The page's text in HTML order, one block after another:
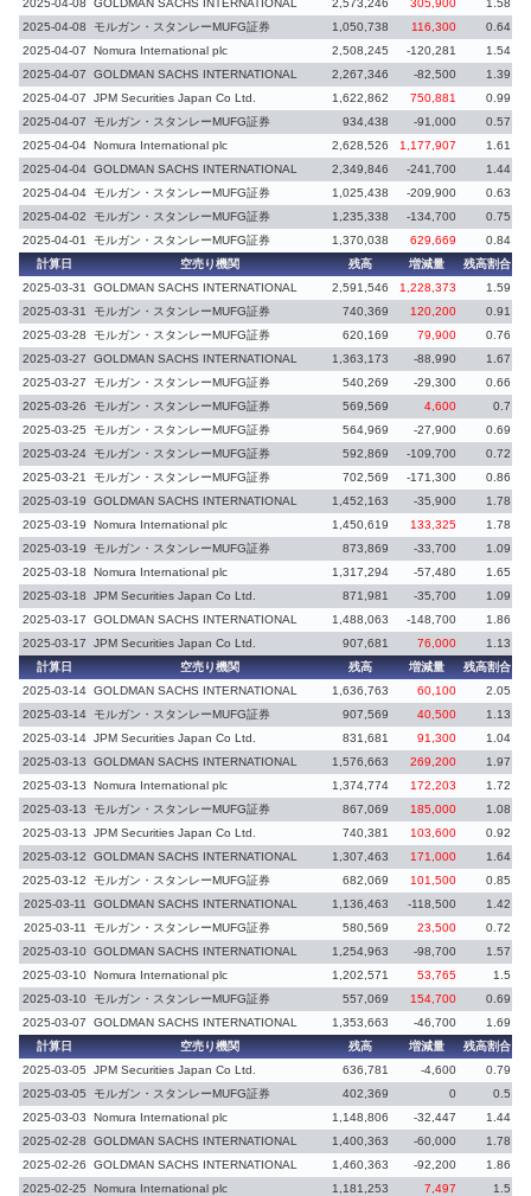
2025-04-08 GOLDMAN SACHS INTERNATIONAL 2,573,246 305,900 1.58
2025-04-08
モルガン・スタンレーMUFG証券 1,050,738 116,300 0.64
2025-04-07
Nomura International plc 2,508,245 -120,281 1.54
2025-04-07
GOLDMAN SACHS INTERNATIONAL 2,267,346 -82,500 1.39
2025-04-07
JPM Securities Japan Co Ltd. 1,622,862 750,881
0.99
2025-04-07
モルガン・スタンレーMUFG証券 934,438 -91,000 0.57
2025-04-04 Nomura International plc 2,628,526 1,177,907 1.61
2025-04-04 GOLDMAN SACHS INTERNATIONAL 2,349,846 -241,700 1.44
2025-04-04 モルガン・スタンレーMUFG証券 1,025,438 -209,900 0.63
2025-04-02
モルガン・スタンレーMUFG証券 1,235,338 -134,700 0.75
2025-04-01
モルガン・スタンレーMUFG証券 1,370,038 629,669 0.84
計算日
空売り機関 残高 増減量 残高割合
2025-03-31
GOLDMAN SACHS INTERNATIONAL 2,591,546 1,228,373 1.59
2025-03-31
モルガン・スタンレーMUFG証券 740,369 120,200 0.91
2025-03-28
モルガン・スタンレーMUFG証券 620,169 79,900
0.76
2025-03-27
GOLDMAN SACHS INTERNATIONAL 1,363,173 -88,990 1.67
2025-03-27
モルガン・スタンレーMUFG証券 540,269 -29,300 0.66
2025-03-26
モルガン・スタンレーMUFG証券 569,569 4,600 0.7
2025-03-25
モルガン・スタンレーMUFG証券 564,969 -27,900 0.69
2025-03-24 モルガン・スタンレーMUFG証券 592,869 -109,700 0.72
2025-03-21
モルガン・スタンレーMUFG証券 702,569 -171,300 0.86
2025-03-19
GOLDMAN SACHS INTERNATIONAL 1,452,163 -35,900 1.78
2025-03-19
Nomura International plc 1,450,619 133,325 1.78
2025-03-19
モルガン・スタンレーMUFG証券 873,869 -33,700 1.09
2025-03-18
Nomura International plc 1,317,294 -57,480 1.65
2025-03-18
JPM Securities Japan Co Ltd. 871,981 -35,700 1.09
2025-03-17
GOLDMAN SACHS INTERNATIONAL 1,488,063 -148,700 1.86
2025-03-17
JPM Securities Japan Co Ltd. 907,681 76,000 1.13
計算日
空売り機関 残高 増減量 残高割合
2025-03-14 GOLDMAN SACHS INTERNATIONAL 1,636,763 60,100 2.05
2025-03-14 モルガン・スタンレーMUFG証券 907,569 40,500 1.13
2025-03-14 JPM Securities Japan Co Ltd. 831,681 91,300 1.04
2025-03-13
GOLDMAN SACHS INTERNATIONAL 1,576,663 269,200 1.97
2025-03-13
Nomura International plc 1,374,774 172,203 1.72
2025-03-13
モルガン・スタンレーMUFG証券 867,069 185,000 1.08
2025-03-13
JPM Securities Japan Co Ltd. 740,381 103,600 0.92
2025-03-12
GOLDMAN SACHS INTERNATIONAL 1,307,463 171,000 1.64
2025-03-12
モルガン・スタンレーMUFG証券 682,069 101,500 0.85
2025-03-11
GOLDMAN SACHS INTERNATIONAL 1,136,463 -118,500 1.42
2025-03-11
モルガン・スタンレーMUFG証券 580,569 23,500 0.72
2025-03-10 GOLDMAN SACHS INTERNATIONAL 1,254,963 -98,700 1.57
2025-03-10 Nomura International plc 1,202,571 53,765 1.5
2025-03-10 モルガン・スタンレーMUFG証券 557,069 154,700 0.69
2025-03-07
GOLDMAN SACHS INTERNATIONAL 1,353,663 -46,700 1.69
計算日
空売り機関 残高 増減量 残高割合
2025-03-05
JPM Securities Japan Co Ltd. 636,781 -4,600 0.79
2025-03-05
モルガン・スタンレーMUFG証券 402,369 0 0.5
2025-03-03
Nomura International plc 1,148,806 -32,447 1.44
2025-02-28
GOLDMAN SACHS INTERNATIONAL 1,400,363 -60,000 1.78
2025-02-26
GOLDMAN SACHS INTERNATIONAL 1,460,363 -92,200 1.86
2025-02-25
Nomura International plc 1,181,253 7,497 1.5